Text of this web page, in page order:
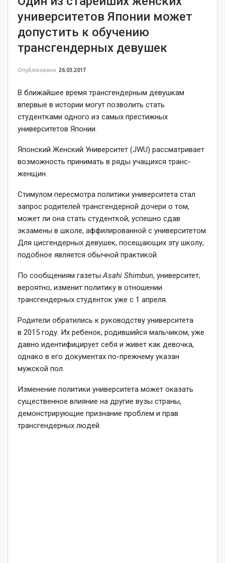
университетов Японии может
допустить к обучению
трансгендерных девушек
Опубліковано 26.03.2017
В ближайшее время трансгендерным девушкам
впервые в истории могут позволить стать
студентками одного из самых престижных
университетов Японии.
Японский Женский Университет (JWU) рассматривает
возможность принимать в ряды учащихся транс-
женщин.
Стимулом пересмотра политики университета стал
запрос родителей трансгендерной дочери о том,
может ли она стать студенткой, успешно сдав
экзамены в школе, аффилированной с университетом.
Для цисгендерных девушек, посещающих эту школу,
подобное является обычной практикой.
По сообщениям газетыAsahi Shimbun, университет,
вероятно, изменит политику в отношении
трансгендерных студенток уже с 1 апреля.
Родители обратились к руководству университета
в 2015 году. Их ребенок, родившийся мальчиком, уже
давно идентифицирует себя и живет как девочка,
однако в его документах по-прежнему указан
мужской пол.
Изменение политики университета может оказать
существенное влияние на другие вузы страны,
демонстрирующие признание проблем и прав
трансгендерных людей.